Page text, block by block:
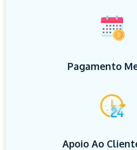
Pagamento
Apoio Ao